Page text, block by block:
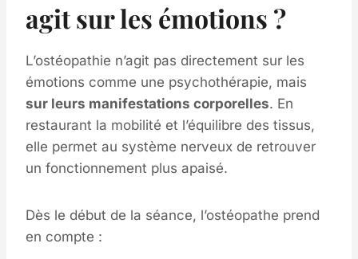
agit sur les émotions ?
L’ostéopathie n’agit pas directement sur les
émotions comme une psychothérapie, mais
sur leurs manifestations corporelles. En
restaurant la mobilité et l’équilibre des tissus,
elle permet au système nerveux de retrouver
un fonctionnement plus apaisé.
Dès le début de la séance, l’ostéopathe prend
en compte :